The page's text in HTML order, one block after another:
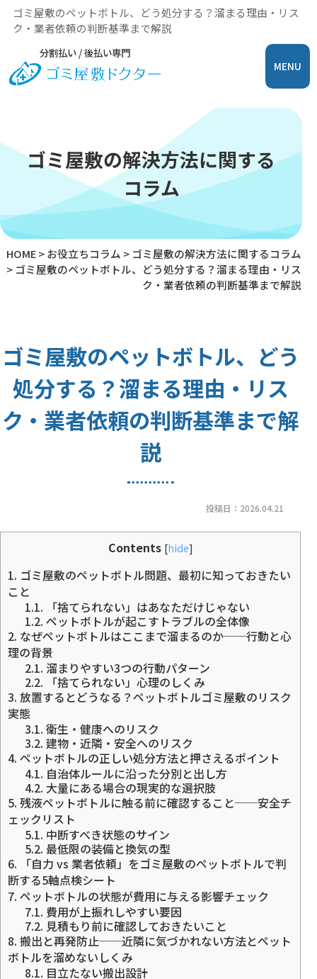
ゴミ屋敷のペットボトル、どう処分する？溜まる理由・リス
ク・業者依頼の判断基準まで解説
分割払い / 後払い専門
MENU
ゴミ屋敷の解決方法に関する
コラム
HOME>お役立ちコラム > ゴミ屋敷の解決方法に関するコラム
> ゴミ屋敷のペットボトル、どう処分する？溜まる理由・リス
ク・業者依頼の判断基準まで解説
ゴミ屋敷のペットボトル、どう
処分する？溜まる理由・リス
ク・業者依頼の判断基準まで解
説
投稿日： 2026.04.21
Contents [hide]
1. ゴミ屋敷のペットボトル問題、最初に知っておきたい
こと
1.1. 「捨てられない」はあなただけじゃない
1.2. ペットボトルが起こすトラブルの全体像
2. なぜペットボトルはここまで溜まるのか──行動と心
理の背景
2.1. 溜まりやすい3つの行動パターン
2.2. 「捨てられない」心理のしくみ
3. 放置するとどうなる？ペットボトルゴミ屋敷のリスク
実態
3.1. 衛生・健康へのリスク
3.2. 建物・近隣・安全へのリスク
4. ペットボトルの正しい処分方法と押さえるポイント
4.1. 自治体ルールに沿った分別と出し方
4.2. 大量にある場合の現実的な選択肢
5. 残液ペットボトルに触る前に確認すること──安全チ
ェックリスト
5.1. 中断すべき状態のサイン
5.2. 最低限の装備と換気の型
6. 「自力 vs 業者依頼」をゴミ屋敷のペットボトルで判
断する5軸点検シート
7. ペットボトルの状態が費用に与える影響チェック
7.1. 費用が上振れしやすい要因
7.2. 見積もり前に確認しておきたいこと
8. 搬出と再発防止──近隣に気づかれない方法とペット
ボトルを溜めないしくみ
8.1. 目立たない搬出設計